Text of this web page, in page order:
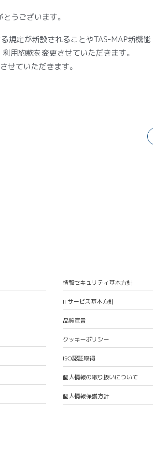
うございます。
定が新設されることやTAS-MAP新機
用約款を変更させていただきます。
せていただきます。
情報セキュリティ基本方針
ITサービス基本方針
品質宣言
クッキーポリシー
ISO認証取得
個人情報の取り扱いについて
個人情報保護方針